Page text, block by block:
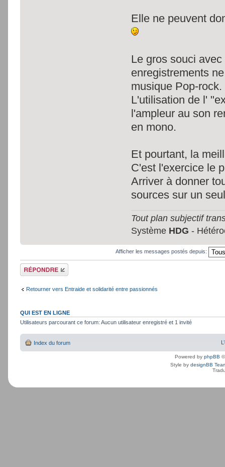
Elle ne peuvent
Le gros souci
enregistrements
musique Pop-rock.
L'utilisation de l'
l'ampleur au son
en mono.
Et pourtant, la
C'est l'exercice le
Arriver à donner
sources sur un
Tout plan subjectif
Système HDG -
Afficher les messages postés depuis:
Répondre
Retourner vers Entraide et solidarité entre passionnés
QUI EST EN LIGNE
Utilisateurs parcourant ce forum: Aucun utilisateur enregistré et 1 invité
Index du forum
Powered by phpBB
Style by designBB